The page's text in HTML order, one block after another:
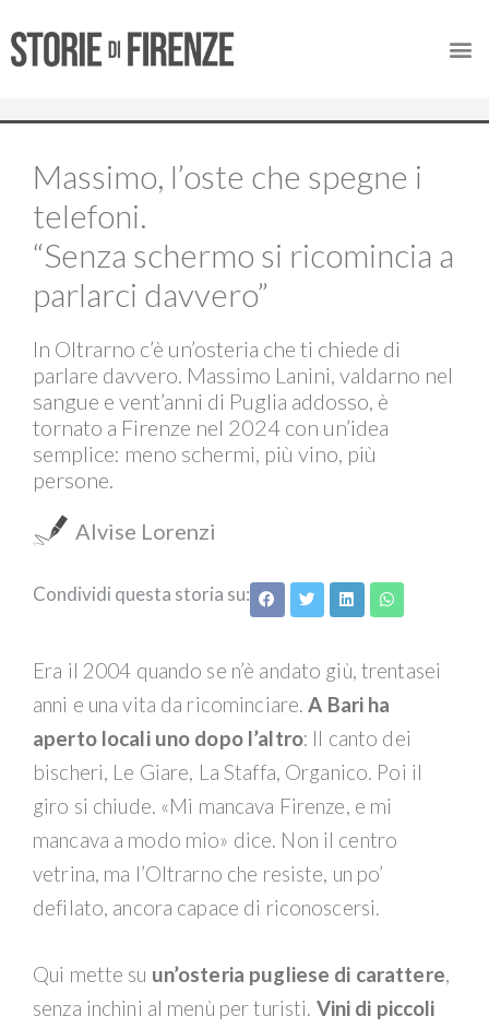
Massimo, l’oste che spegne i
telefoni.
“Senza schermo si ricomincia a
parlarci davvero”
In Oltrarno c’è un’osteria che ti chiede di
parlare davvero. Massimo Lanini, valdarno nel
sangue e vent’anni di Puglia addosso, è
tornato a Firenze nel 2024 con un’idea
semplice: meno schermi, più vino, più
persone.
Alvise Lorenzi
Condividi questa storia su:
Era il 2004 quando se n’è andato giù, trentasei
anni e una vita da ricominciare.A Bari ha
aperto locali uno dopo l’altro: Il canto dei
bischeri, Le Giare, La Staffa, Organico. Poi il
giro si chiude. «Mi mancava Firenze, e mi
mancava a modo mio» dice. Non il centro
vetrina, ma l’Oltrarno che resiste, un po’
defilato, ancora capace di riconoscersi.
Qui mette su un’osteria pugliese di carattere,
senza inchini al menù per turisti. Vini di piccoli